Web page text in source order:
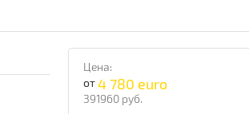
Цена:
от4 780 euro
391960 руб.